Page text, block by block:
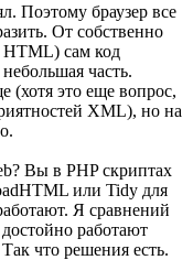
Поэтому браузер все
От собственно
HTML) сам код
часть.
(хотя это еще вопрос,
XML), но на
Вы в PHP скриптах
или Tidy для
Я сравнений
работают
что решения есть.